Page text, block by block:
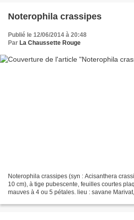
Noterophila crassipes
Publié le 12/06/2014 à 20:48
Par La Chaussette Rouge
Noterophila crassipes (syn : Acisanthera
10 cm), à tige pubescente, feuilles courtes
mauves à 4 ou 5 pétales. lieu : savane